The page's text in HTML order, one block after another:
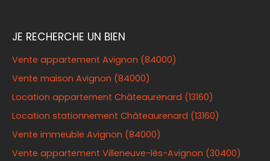
JE RECHERCHE UN BIEN
Vente appartement Avignon (84000)
Vente maison Avignon (84000)
Location appartement Châteaurenard (13160)
Location stationnement Châteaurenard (13160)
Vente immeuble Avignon (84000)
Vente appartement Villeneuve-lès-Avignon (30400)